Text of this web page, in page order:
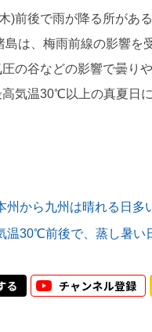
)前後で雨が降る所があ
島は、梅雨前線の影響を
の谷などの影響で曇り
気温30℃以上の真夏日
から九州は晴れる日多
30℃前後で、蒸し暑い